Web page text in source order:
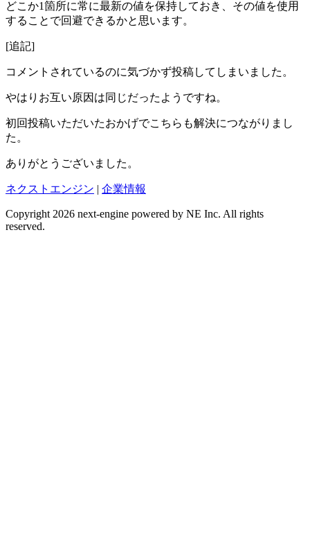
どこか1箇所に常に最新の値を保持しておき、その値を使用
することで回避できるかと思います。
[追記]
コメントされているのに気づかず投稿してしまいました。
やはりお互い原因は同じだったようですね。
初回投稿いただいたおかげでこちらも解決につながりまし
た。
ありがとうございました。
ネクストエンジン | 企業情報
Copyright 2026 next-engine powered by NE Inc. All rights
reserved.